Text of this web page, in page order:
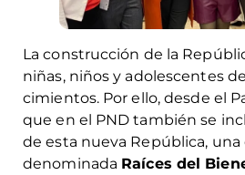
La construcción de la
niñas, niños y adolescentes
cimientos. Por ello, desde el
que en el PND también se
de esta nueva República, una
denominada Raíces del